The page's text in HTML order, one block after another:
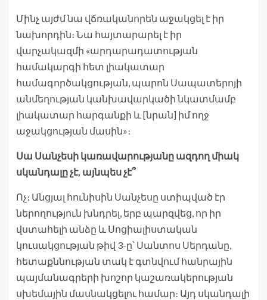
Մինչ այժմ նա վճռականորեն աջակցել է իր
նախորդին։ Նա հայտարարել է իր
վարչակազմի «արդարադատության
համակարգի հետ լիակատար
համագործակցության, պարոն Սապատերոյի
անմեղության կանխավարկածի նկատմամբ
լիակատար հարգանքի և [նրան] իմ ողջ
աջակցության մասին»։
Սա Սանչեսի կառավարությանը ազդող միակ
սկանդալը չէ, այնպես չէ՞
Ոչ։ Անցյալ հունիսին Սանչեսը ստիպված էր
ներողություն խնդրել, երբ պարզվեց, որ իր
վստահելի անձը և Սոցիալիստական ​​
կուսակցության թիվ 3-ը՝ Սանտոս Սերդանը,
հետաքննության տակ է գտնվում հանրային
պայմանագրերի խոշոր կաշառակերության
սխեմային մասնակցելու համար։ Այդ սկանդալի